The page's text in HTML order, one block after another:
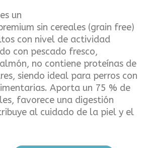
un
sin cereales (grain free)
con nivel de actividad
con pescado fresco,
no contiene proteínas de
siendo ideal para perros con
Aporta un 75 % de
favorece una digestión
al cuidado de la piel y el